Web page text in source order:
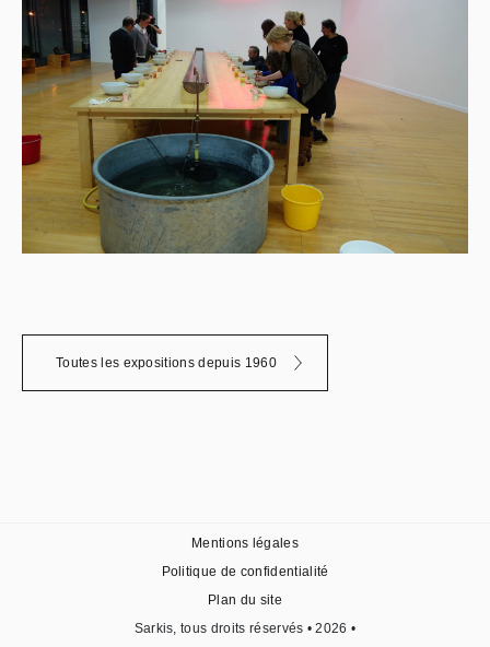
Toutes les expositions depuis 1960
Sarkis, tous droits réservés • 2026 •
Mentions légales
Politique de confidentialité
Plan du site